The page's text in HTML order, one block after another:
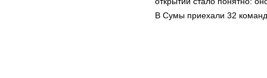
В Сумы приехали 32